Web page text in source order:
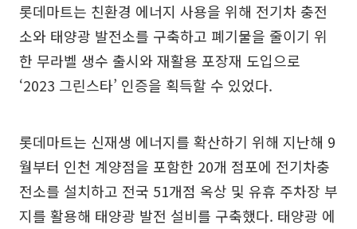
롯데마트는 친환경 에너지 사용을 위해 전기차 충전
소와 태양광 발전소를 구축하고 폐기물을 줄이기 위
한 무라벨 생수 출시와 재활용 포장재 도입으로
‘2023 그린스타’ 인증을 획득할 수 있었다.
롯데마트는 신재생 에너지를 확산하기 위해 지난해 9
월부터 인천 계양점을 포함한 20개 점포에 전기차충
전소를 설치하고 전국 51개점 옥상 및 유휴 주차장 부
지를 활용해 태양광 발전 설비를 구축했다. 태양광 에